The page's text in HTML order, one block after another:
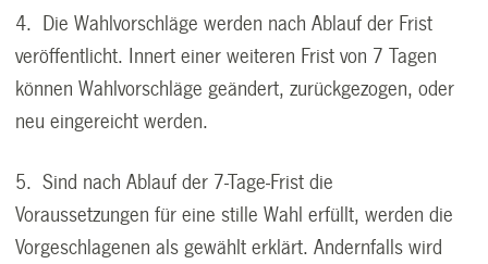
4. Die Wahlvorschläge werden nach Ablauf der Frist
veröffentlicht. Innert einer weiteren Frist von 7 Tagen
können Wahlvorschläge geändert, zurückgezogen, oder
neu eingereicht werden.
5. Sind nach Ablauf der 7-Tage-Frist die
Voraussetzungen für eine stille Wahl erfüllt, werden die
Vorgeschlagenen als gewählt erklärt. Andernfalls wird